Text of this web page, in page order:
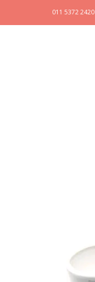
011 5372 2420